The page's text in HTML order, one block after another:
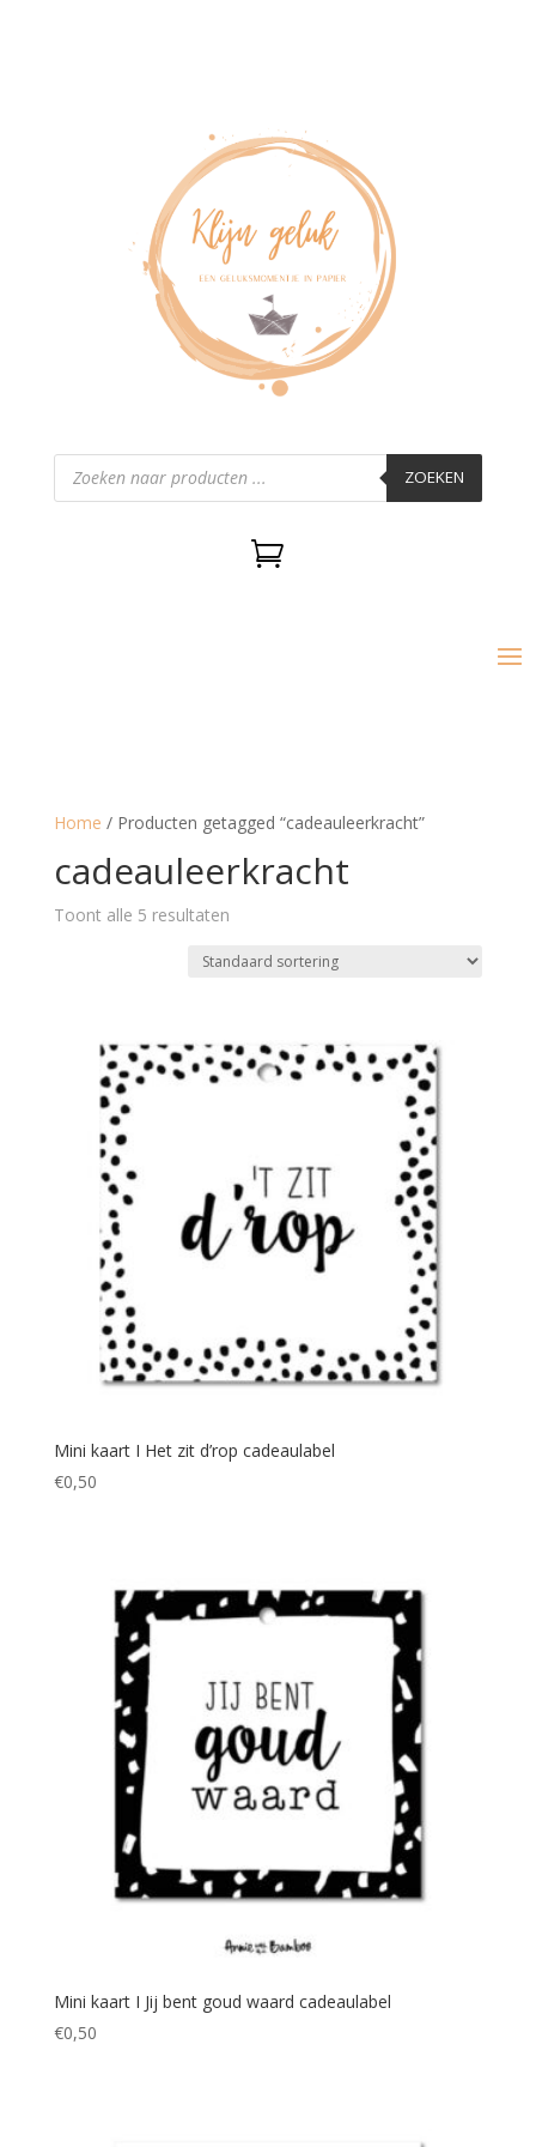
Producten
zoeken ZOEKEN

Home / Producten getagged “cadeauleerkracht”
cadeauleerkracht
Toont alle 5 resultaten
Mini kaart I Het zit d’rop cadeaulabel
€0,50
Mini kaart I Jij bent goud waard cadeaulabel
€0,50